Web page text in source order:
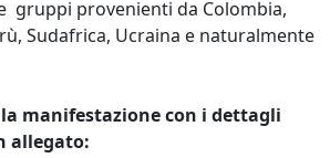
gruppi provenienti da Colombia,
Sudafrica, Ucraina e naturalmente
manifestazione con i dettagli
allegato: